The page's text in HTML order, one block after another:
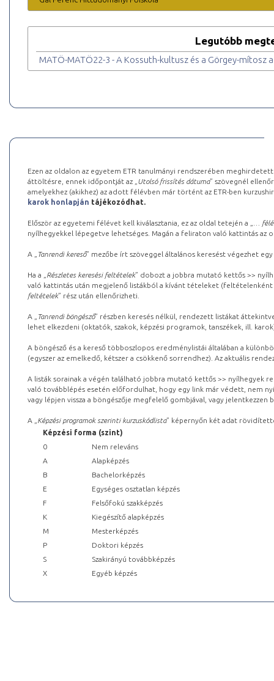
Legutóbb
MATÖ-MATÖ22-3 - A Kossuth-kultusz és a Görgey-mítosz
Ezen az oldalon az egyetem ETR tanulmányi rendszerében
áttöltésre, ennek időpontját az „ Utolsó frissítés dátuma” szövegnél
amelyekhez (akikhez) az adott félévben már történt az ETR-ben
karok honlapján tájékozódhat.
Először az egyetemi félévet kell kiválasztania, ez az oldal tetején a „
…
nyílhegyekkel lépegetve lehetséges. Magán a feliraton való kattintás az
A „ Tanrendi kereső” mezőbe írt szöveggel általános keresést végezhet
Ha a „ Részletes keresési feltételek” dobozt a jobbra mutató kettős >>
való kattintás után megjelenő listákból a kívánt tételeket (feltételenként
feltételek” rész után ellenőrizheti.
A „ Tanrendi böngésző” részben keresés nélkül, rendezett listákat
lehet elkezdeni (oktatók, szakok, képzési programok, tanszékek, ill.
A böngésző és a kereső többoszlopos eredménylistái általában a
(egyszer az emelkedő, kétszer a csökkenő sorrendhez). Az aktuális
A listák sorainak a végén található jobbra mutató kettős >> nyílhegyek
való továbblépés esetén előfordulhat, hogy egy link már védett, nem
vagy lépjen vissza a böngészője megfelelő gombjával, vagy
A „ Képzési programok szerinti kurzuskódlista” képernyőn két adat
Képzési forma (szint)
0
Nem releváns
A
Alapképzés
B
Bachelorképzés
E
Egységes osztatlan képzés
F
Felsőfokú szakképzés
K
Kiegészítő alapképzés
M
Mesterképzés
P
Doktori képzés
S
Szakirányú továbbképzés
X
Egyéb képzés